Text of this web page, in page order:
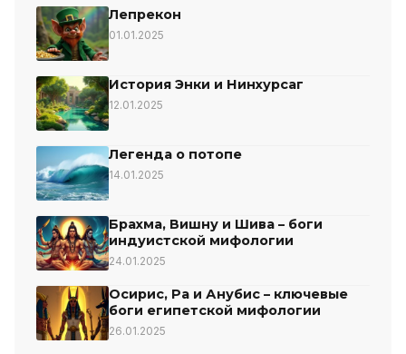
Лепрекон
01.01.2025
История Энки и Нинхурсаг
12.01.2025
Легенда о потопе
14.01.2025
Брахма, Вишну и Шива – боги
индуистской мифологии
24.01.2025
Осирис, Ра и Анубис – ключевые
боги египетской мифологии
26.01.2025